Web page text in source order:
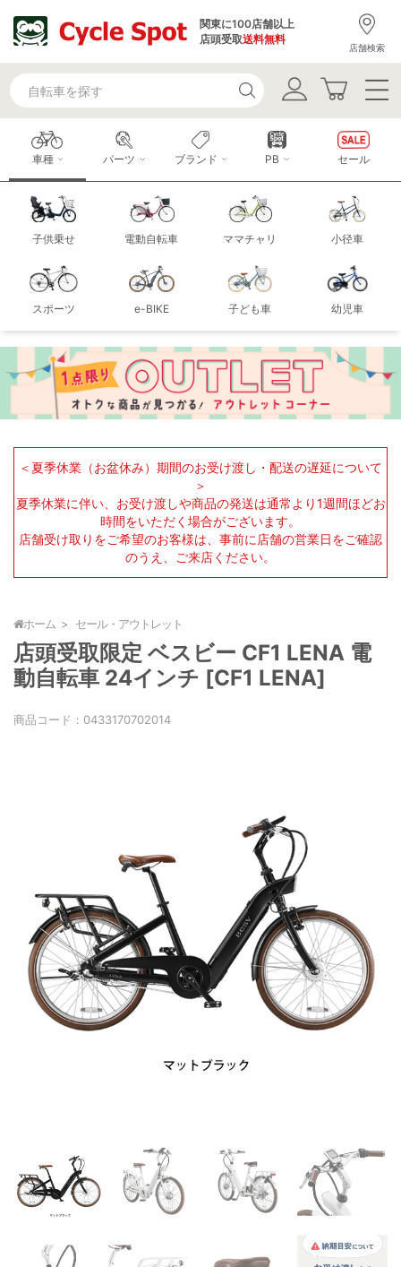
関東に100店舗以上
店頭受取送料無料
店舗検索
車種
子供乗せ 電動自転車 ママチャリ 小径車
スポーツ e-BIKE 子ども車 幼児車
パーツ ブランド PB セール
＜夏季休業（お盆休み）期間のお受け渡し・配送の遅延について
＞
夏季休業に伴い、お受け渡しや商品の発送は通常より1週間ほどお
時間をいただく場合がございます。
店舗受け取りをご希望のお客様は、事前に店舗の営業日をご確認
のうえ、ご来店ください。
ホーム セール・アウトレット
店頭受取限定 ベスビー CF1 LENA 電
動自転車 24インチ [CF1 LENA]
商品コード： 0433170702014